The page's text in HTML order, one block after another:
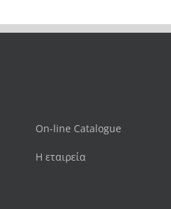
On-line Catalogue
Η εταιρεία